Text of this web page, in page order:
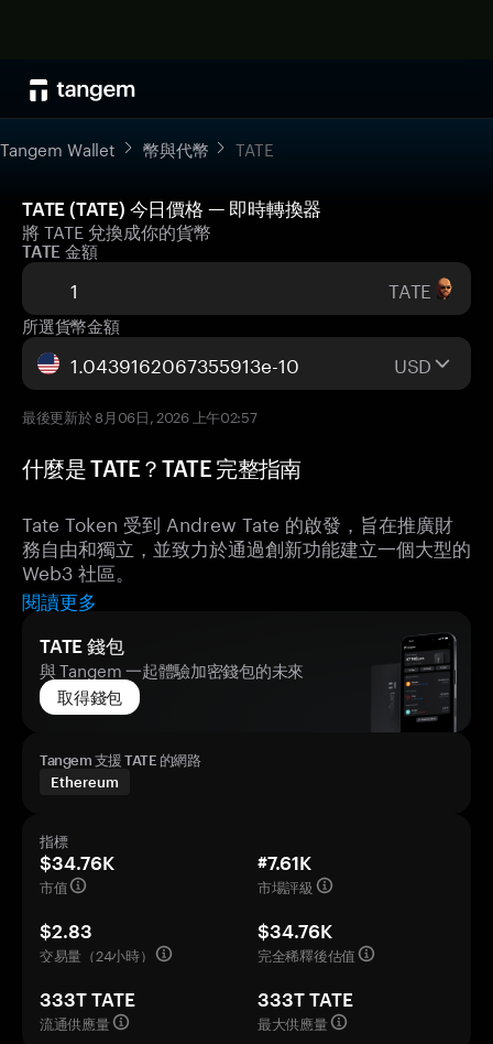
Tangem Wallet 幣與代幣 TATE
TATE (TATE) 今日價格 — 即時轉換器
將 TATE 兌換成你的貨幣
TATE 金額
TATE
所選貨幣金額
USD
最後更新於 8月06日, 2026 上午02:57
什麼是 TATE？TATE 完整指南
Tate Token 受到 Andrew Tate 的啟發，旨在推廣財
務自由和獨立，並致力於通過創新功能建立一個大型的
Web3 社區。
閱讀更多
TATE 錢包
與 Tangem 一起體驗加密錢包的未來
取得錢包
Tangem 支援 TATE 的網路
Ethereum
指標
$34.76K
市值
#7.61K
市場評級
$2.83
交易量（24小時）
$34.76K
完全稀釋後估值
333T TATE
流通供應量
333T TATE
最大供應量